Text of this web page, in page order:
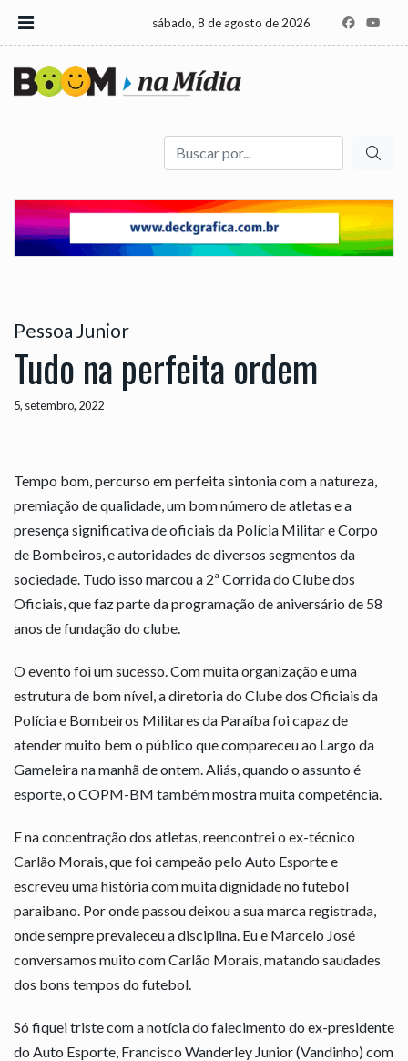
sábado, 8 de agosto de 2026
Buscar
Pessoa Junior
Tudo na perfeita ordem
5, setembro, 2022
Tempo bom, percurso em perfeita sintonia com a natureza,
premiação de qualidade, um bom número de atletas e a
presença significativa de oficiais da Polícia Militar e Corpo
de Bombeiros, e autoridades de diversos segmentos da
sociedade. Tudo isso marcou a 2ª Corrida do Clube dos
Oficiais, que faz parte da programação de aniversário de 58
anos de fundação do clube.
O evento foi um sucesso. Com muita organização e uma
estrutura de bom nível, a diretoria do Clube dos Oficiais da
Polícia e Bombeiros Militares da Paraíba foi capaz de
atender muito bem o público que compareceu ao Largo da
Gameleira na manhã de ontem. Aliás, quando o assunto é
esporte, o COPM-BM também mostra muita competência.
E na concentração dos atletas, reencontrei o ex-técnico
Carlão Morais, que foi campeão pelo Auto Esporte e
escreveu uma história com muita dignidade no futebol
paraibano. Por onde passou deixou a sua marca registrada,
onde sempre prevaleceu a disciplina. Eu e Marcelo José
conversamos muito com Carlão Morais, matando saudades
dos bons tempos do futebol.
Só fiquei triste com a notícia do falecimento do ex-presidente
do Auto Esporte, Francisco Wanderley Junior (Vandinho) com